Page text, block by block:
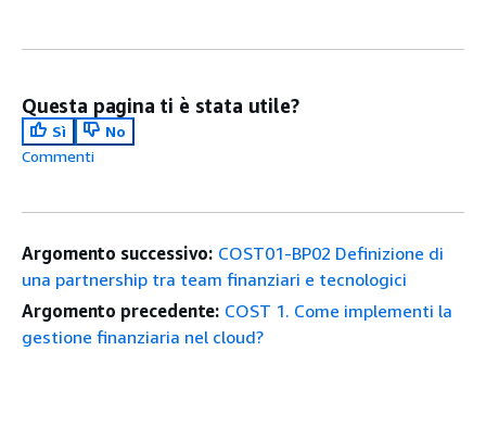
Questa pagina ti è stata utile?
Sì
No
Commenti
Argomento successivo: COST01-BP02 Definizione di
una partnership tra team finanziari e tecnologici
Argomento precedente: COST 1. Come implementi la
gestione finanziaria nel cloud?